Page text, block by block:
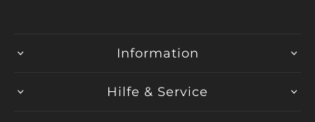
Information
Hilfe & Service